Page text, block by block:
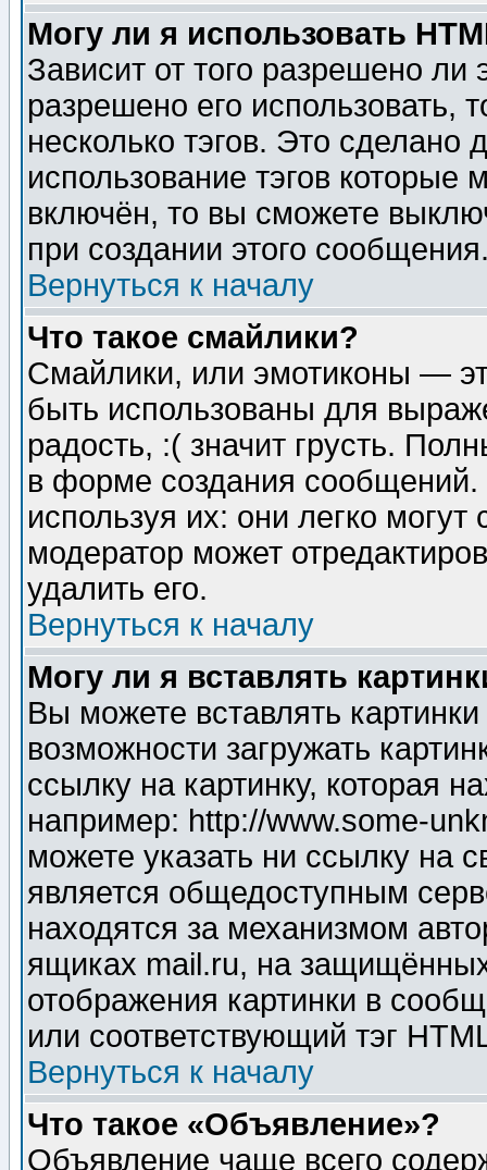
Могу ли я использовать
Зависит от того разрешено
разрешено его использовать,
несколько тэгов. Это сделано
использование тэгов
включён, то вы сможете
при создании этого
Вернуться к началу
Что такое смайлики?
Смайлики, или эмотиконы —
быть использованы для
радость, :( значит грусть.
в форме создания сообщений.
используя их: они легко
модератор может
удалить его.
Вернуться к началу
Могу ли я вставлять
Вы можете вставлять
возможности загружать
ссылку на картинку, которая
например: http://www.some-
можете указать ни ссылку на
является общедоступным
находятся за механизмом
ящиках mail.ru, на
отображения картинки в
или соответствующий тэг
Вернуться к началу
Что такое «Объявление»?
Объявление чаще всего